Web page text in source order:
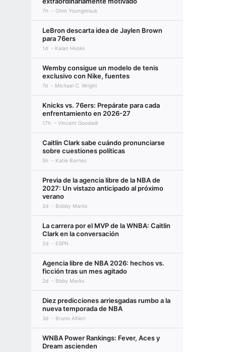
7h Ohm Youngmisuk
LeBron descarta idea de Jaylen Brown
para 76ers
1d Kalan Hooks
Wemby consigue un modelo de tenis
exclusivo con Nike, fuentes
7d Michael C. Wright
Knicks vs. 76ers: Prepárate para cada
enfrentamiento en 2026-27
17h Vincent Goodwill
Caitlin Clark sabe cuándo pronunciarse
sobre cuestiones políticas
5h Katie Barnes
Previa de la agencia libre de la NBA de
2027: Un vistazo anticipado al próximo
verano
2d Bobby Marks
La carrera por el MVP de la WNBA: Caitlin
Clark en la conversación
2d ESPN
Agencia libre de NBA 2026: hechos vs.
ficción tras un mes agitado
2d Bbby Marks
Diez predicciones arriesgadas rumbo a la
nueva temporada de NBA
3d Bruno Altieri
WNBA Power Rankings: Fever, Aces y
Dream ascienden